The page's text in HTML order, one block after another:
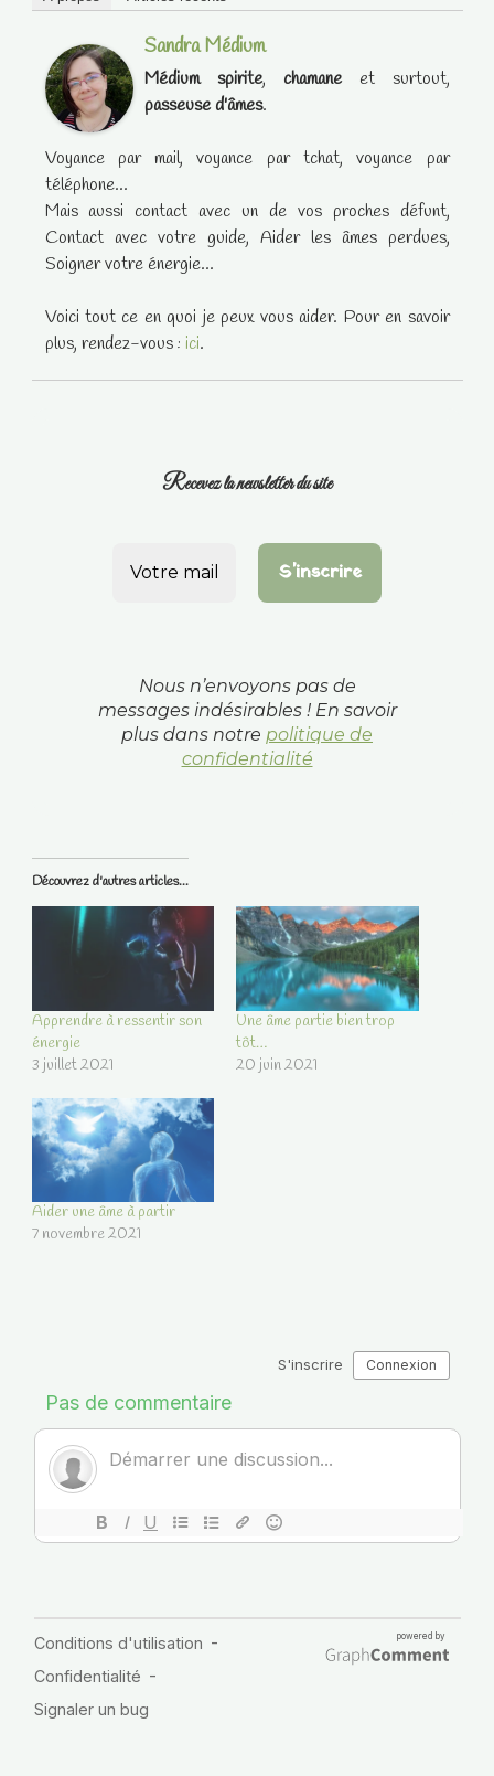
Sandra Médium
Médium spirite, chamaneet surtout,
passeuse d'âmes.
Voyance par mail, voyance par tchat, voyance par
téléphone...
Mais aussi contact avec un de vos proches défunt,
Contact avec votre guide, Aider les âmes perdues,
Soigner votre énergie...
Voici tout ce en quoi je peux vous aider. Pour en savoir
plus, rendez-vous : ici.
Recevez la newsletter du site
Nous n’envoyons pas de
messages indésirables ! En savoir
plus dans notre politique de
confidentialité
Découvrez d'autres articles...
Apprendre à ressentir son
énergie
3 juillet 2021
Une âme partie bien trop
tôt…
20 juin 2021
Aider une âme à partir
7 novembre 2021